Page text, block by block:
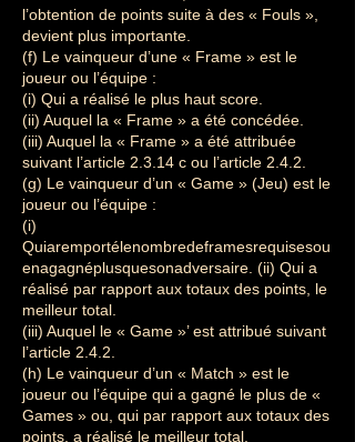
l’obtention de points suite à des « Fouls »,
devient plus importante.
(f) Le vainqueur d’une « Frame » est le
joueur ou l’équipe :
(i) Qui a réalisé le plus haut score.
(ii) Auquel la « Frame » a été concédée.
(iii) Auquel la « Frame » a été attribuée
suivant l’article 2.3.14 c ou l’article 2.4.2.
(g) Le vainqueur d’un « Game » (Jeu) est le
joueur ou l’équipe :
(i)
Quiaremportélenombredeframesrequisesou
enagagnéplusquesonadversaire. (ii) Qui a
réalisé par rapport aux totaux des points, le
meilleur total.
(iii) Auquel le « Game »’ est attribué suivant
l’article 2.4.2.
(h) Le vainqueur d’un « Match » est le
joueur ou l’équipe qui a gagné le plus de «
Games » ou, qui par rapport aux totaux des
points, a réalisé le meilleur total.